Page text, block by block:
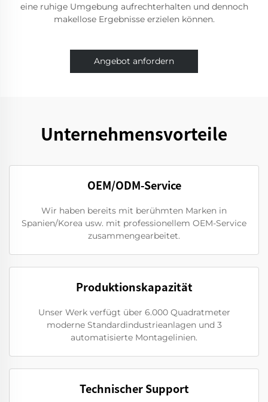
eine ruhige Umgebung aufrechterhalten und dennoch
makellose Ergebnisse erzielen können.
Angebot anfordern
Unternehmensvorteile
OEM/ODM-Service
Wir haben bereits mit berühmten Marken in
Spanien/Korea usw. mit professionellem OEM-Service
zusammengearbeitet.
Produktionskapazität
Unser Werk verfügt über 6.000 Quadratmeter
moderne Standardindustrieanlagen und 3
automatisierte Montagelinien.
Technischer Support